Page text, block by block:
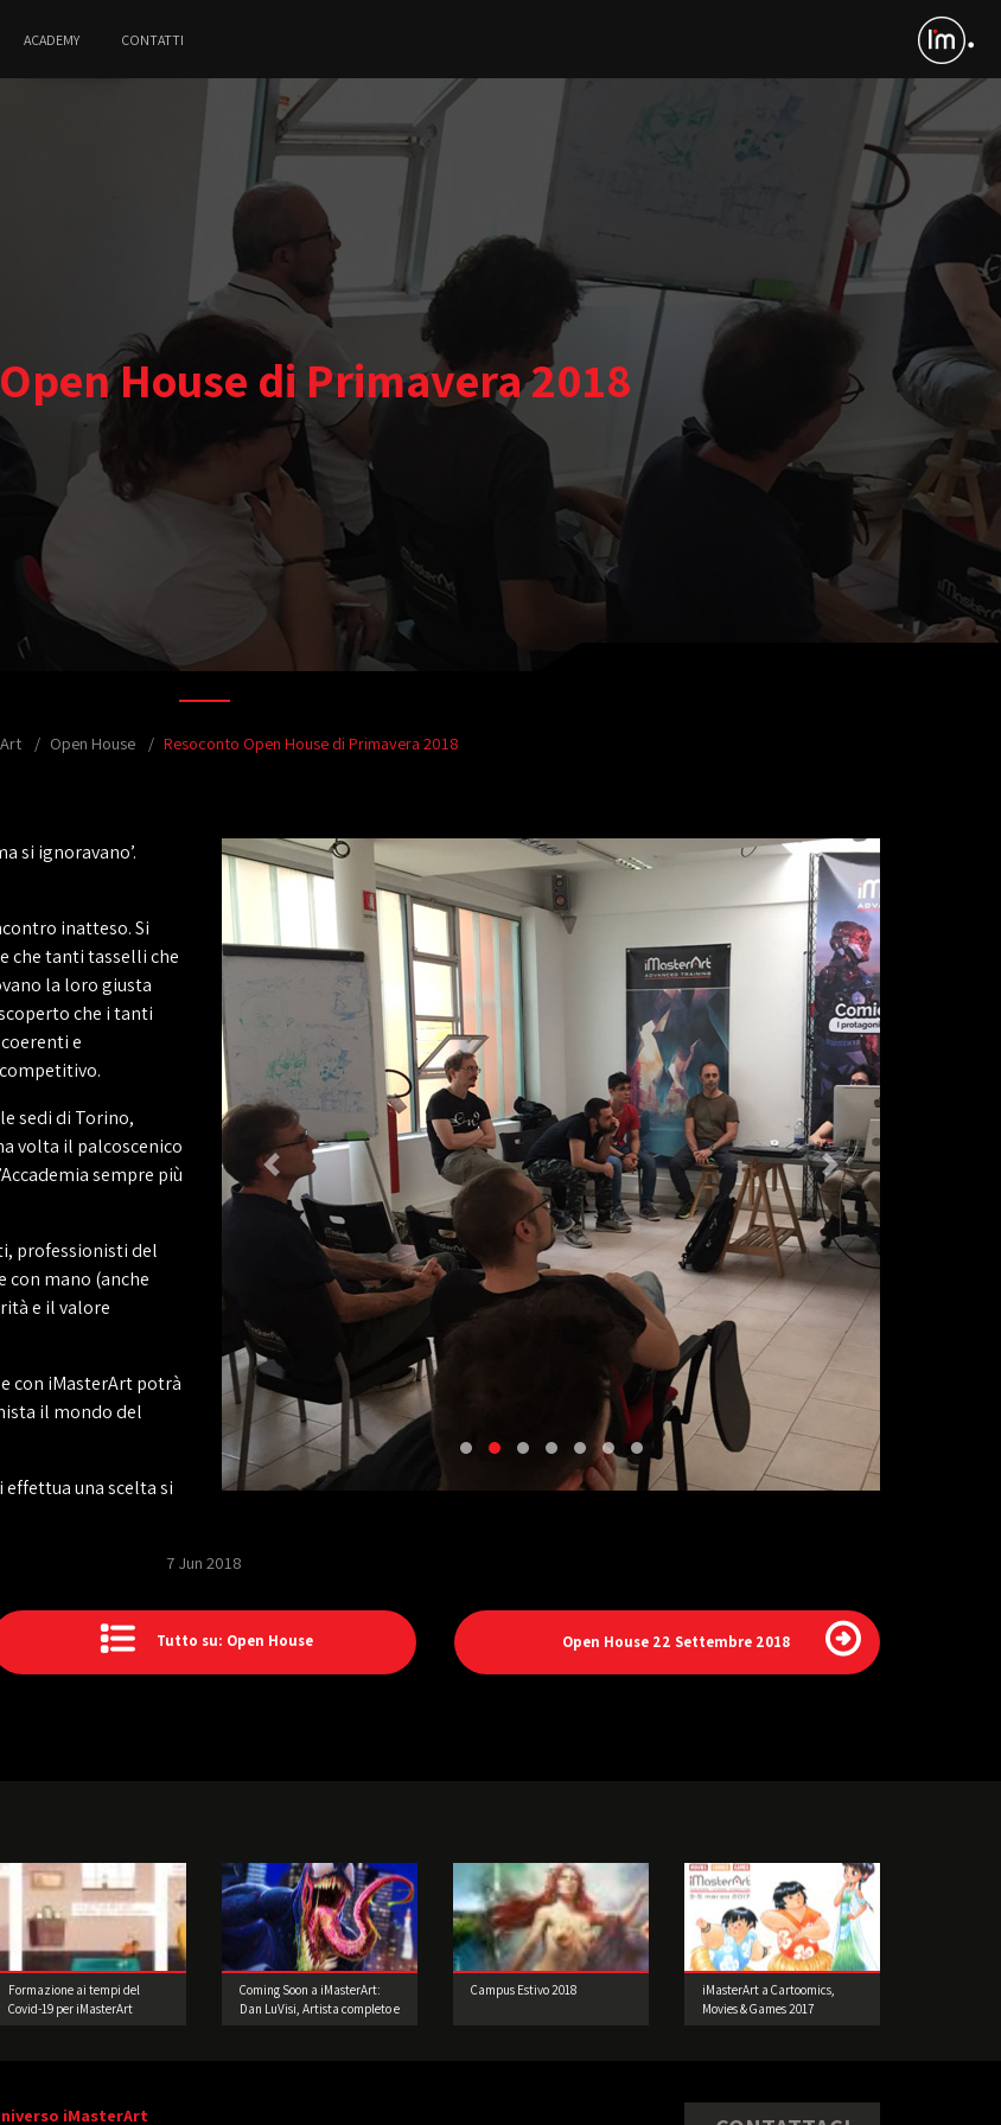
ACADEMY CONTATTI
House di Primavera 2018
Open House Resoconto Open House di Primavera 2018
si ignoravano’.
inatteso. Si
che tanti tasselli che
la loro giusta
che i tanti
e
sedi di Torino,
volta il palcoscenico
sempre più
professionisti del
con mano (anche
e il valore
con iMasterArt potrà
il mondo del
una scelta si
7 Jun 2018
Tutto su: Open House Open House 22 Settembre 2018
Formazione ai tempi del
Covid-19 per iMasterArt
Coming Soon a iMasterArt:
Dan LuVisi, Artista completo e
Campus Estivo 2018
iMasterArt a Cartoomics,
Movies & Games 2017
iMasterArt